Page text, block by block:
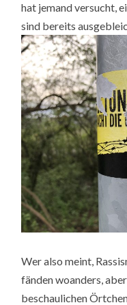
hat jemand versucht,
sind bereits
Wer also meint,
fänden woanders,
beschaulichen